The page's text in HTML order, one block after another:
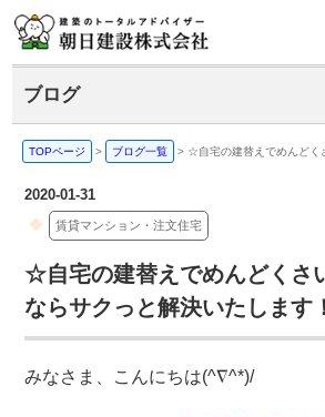
ブログ
TOPページ > ブログ一覧 > ☆自宅の建替えでめんどく
2020-01-31
賃貸マンション・注文住宅
☆自宅の建替えでめんどくさ
ならサクっと解決いたします！
みなさま、こんにちは(^∇^*)/